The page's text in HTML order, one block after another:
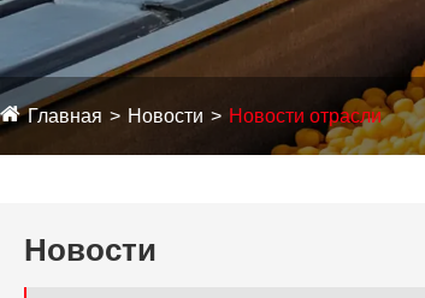
Главная Новости Новости отрасли
Новости